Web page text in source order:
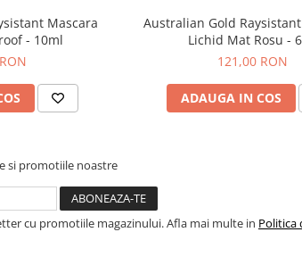
Mascara
- 10ml
Australian Gold Raysistant
Lichid Mat Rosu -
121,00 RON
ADAUGA IN COS
si promotiile noastre
cu promotiile magazinului. Afla mai multe in Politica